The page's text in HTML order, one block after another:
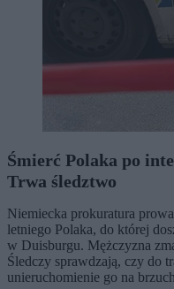
Śmierć Polaka po
Trwa śledztwo
Niemiecka prokuratura
letniego Polaka, do której
w Duisburgu. Mężczyzna
Śledczy sprawdzają, czy do
unieruchomienie go na